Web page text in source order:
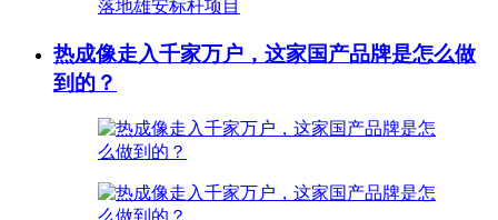
热成像走入千家万户，这家国产品牌是怎么做
到的？